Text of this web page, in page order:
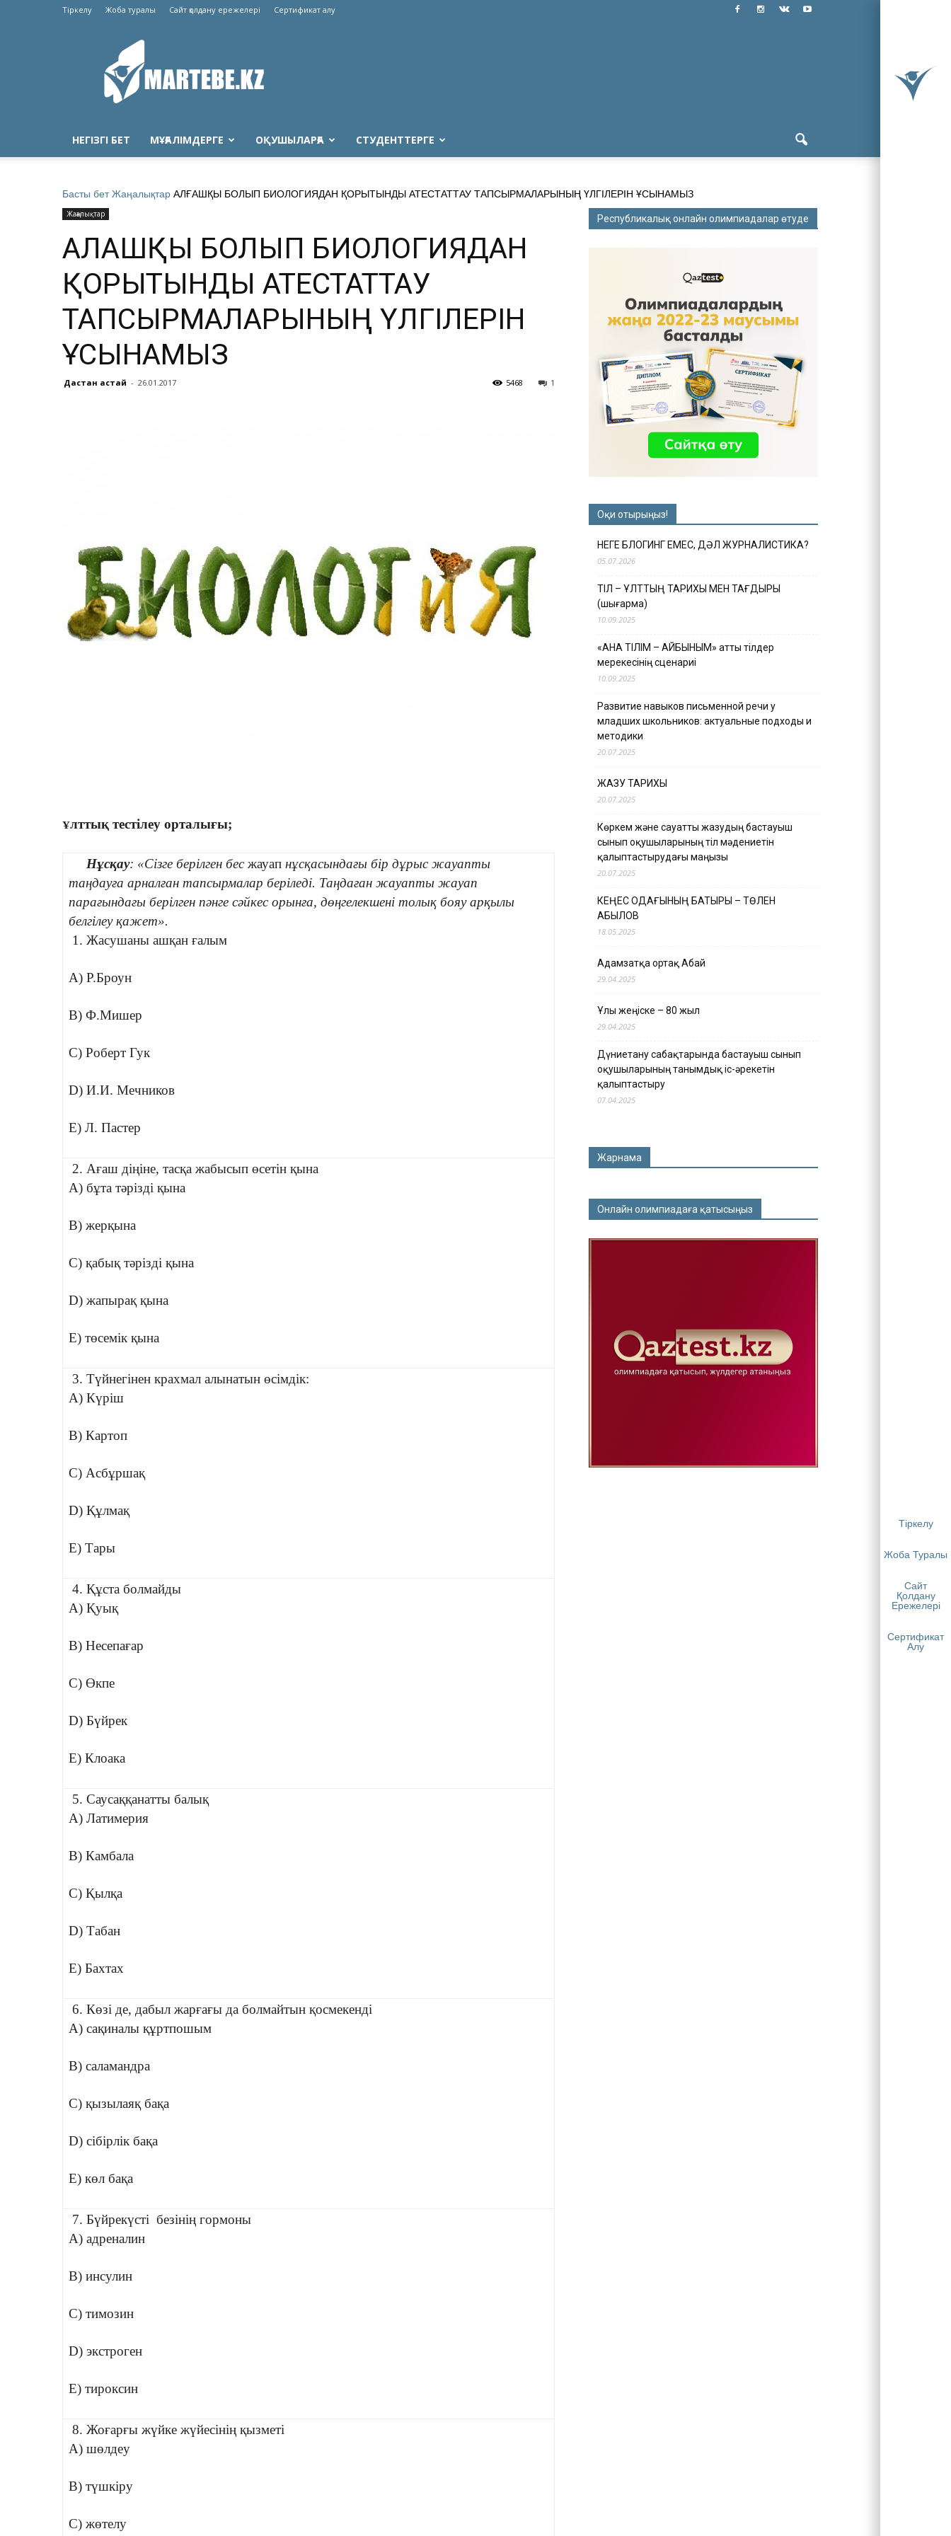
Тіркелу
Жоба Туралы
Сайт
Қолдану
Ережелері
Сертификат
Алу
Тіркелу Жоба туралы Сайт қолдану ережелері Сертификат алу
Martebe.kz
білім
сайты
НЕГІЗГІ БЕТ МҰҒАЛІМДЕРГЕ ОҚУШЫЛАРҒА СТУДЕНТТЕРГЕ
Басты бет Жаңалықтар АЛҒАШҚЫ БОЛЫП БИОЛОГИЯДАН ҚОРЫТЫНДЫ АТЕСТАТТАУ ТАПСЫРМАЛАРЫНЫҢ ҮЛГІЛЕРІН ҰСЫНАМЫЗ
Жаңалықтар
АЛҒАШҚЫ БОЛЫП БИОЛОГИЯДАН
ҚОРЫТЫНДЫ АТЕСТАТТАУ
ТАПСЫРМАЛАРЫНЫҢ ҮЛГІЛЕРІН
ҰСЫНАМЫЗ
Дастан Қастай - 26.01.2017 1
5468
Ұлттық тестілеу орталығы;
Нұсқау: «Сізге берілген бес жауап нұсқасындағы бір дұрыс жауапты
таңдауға арналған тапсырмалар беріледі. Таңдаған жауапты жауап
парағындағы берілген пәнге сәйкес орынға, дөңгелекшені толық бояу арқылы
белгілеу қажет».
1. Жасушаны ашқан ғалым
A) Р.Броун
B) Ф.Мишер
C) Роберт Гук
D) И.И. Мечников
E) Л. Пастер
2. Ағаш діңіне, тасқа жабысып өсетін қына
A) бұта тәрізді қына
B) жерқына
C) қабық тәрізді қына
D) жапырақ қына
E) төсемік қына
3. Түйнегінен крахмал алынатын өсімдік:
A) Күріш
B) Картоп
C) Асбұршақ
D) Құлмақ
E) Тары
4. Құста болмайды
A) Қуық
B) Несепағар
C) Өкпе
D) Бүйрек
E) Клоака
5. Саусаққанатты балық
A) Латимерия
B) Камбала
C) Қылқа
D) Табан
E) Бахтах
6. Көзі де, дабыл жарғағы да болмайтын қосмекенді
A) сақиналы құртпошым
B) саламандра
C) қызылаяқ бақа
D) сібірлік бақа
E) көл бақа
7. Бүйрекүсті безінің гормоны
A) адреналин
B) инсулин
C) тимозин
D) экстроген
E) тироксин
8. Жоғарғы жүйке жүйесінің қызметі
A) шөлдеу
B) түшкіру
C) жөтелу
Республикалық онлайн олимпиадалар өтуде
Оқи отырыңыз!
НЕГЕ БЛОГИНГ ЕМЕС, ДӘЛ ЖУРНАЛИСТИКА?
05.07.2026
ТІЛ – ҰЛТТЫҢ ТАРИХЫ МЕН ТАҒДЫРЫ
(шығарма)
10.09.2025
«АНА ТІЛІМ – АЙБЫНЫМ» атты тілдер
мерекесінің сценариі
10.09.2025
Развитие навыков письменной речи у
младших школьников: актуальные подходы и
методики
20.07.2025
ЖАЗУ ТАРИХЫ
20.07.2025
Көркем және сауатты жазудың бастауыш
сынып оқушыларының тіл мәдениетін
қалыптастырудағы маңызы
20.07.2025
КЕҢЕС ОДАҒЫНЫҢ БАТЫРЫ – ТӨЛЕН
ҚАБЫЛОВ
18.05.2025
Адамзатқа ортақ Абай
29.04.2025
Ұлы жеңіске – 80 жыл
29.04.2025
Дүниетану сабақтарында бастауыш сынып
оқушыларының танымдық іс-әрекетін
қалыптастыру
07.04.2025
Жарнама
Онлайн олимпиадаға қатысыңыз